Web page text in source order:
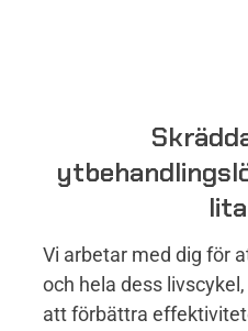
Vi arbetar med dig för
och hela dess
att förbättra